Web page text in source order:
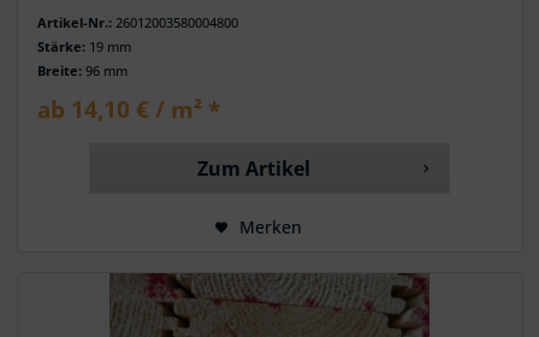
Artikel-Nr.: 26012003580004800
Stärke: 19 mm
Breite: 96 mm
ab 14,10 € / m² *
Zum Artikel
Merken